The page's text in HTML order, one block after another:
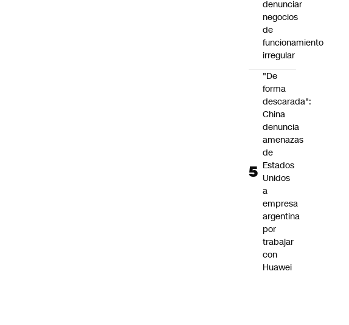
denunciar
negocios
de
funcionamiento
irregular
"De
forma
descarada":
China
denuncia
amenazas
de
Estados
Unidos
a
empresa
argentina
por
trabajar
con
Huawei